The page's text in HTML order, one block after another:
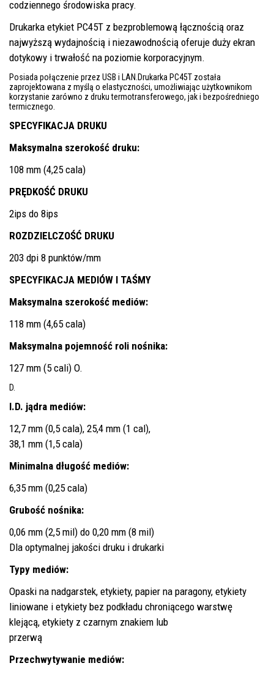
codziennego środowiska pracy.
Drukarka etykiet PC45T z bezproblemową łącznością oraz
najwyższą wydajnością i niezawodnością oferuje duży ekran
dotykowy i trwałość na poziomie korporacyjnym.
Posiada połączenie przez USB i LAN.Drukarka PC45T została
zaprojektowana z myślą o elastyczności, umożliwiając użytkownikom
korzystanie zarówno z druku termotransferowego, jak i bezpośredniego
termicznego.
SPECYFIKACJA DRUKU
Maksymalna szerokość druku:
108 mm (4,25 cala)
PRĘDKOŚĆ DRUKU
2ips do 8ips
ROZDZIELCZOŚĆ DRUKU
203 dpi 8 punktów/mm
SPECYFIKACJA MEDIÓW I TAŚMY
Maksymalna szerokość mediów:
118 mm (4,65 cala)
Maksymalna pojemność roli nośnika:
127 mm (5 cali) O.
D.
I.D. jądra mediów:
12,7 mm (0,5 cala), 25,4 mm (1 cal),
38,1 mm (1,5 cala)
Minimalna długość mediów:
6,35 mm (0,25 cala)
Grubość nośnika:
0,06 mm (2,5 mil) do 0,20 mm (8 mil)
Dla optymalnej jakości druku i drukarki
Typy mediów:
Opaski na nadgarstek, etykiety, papier na paragony, etykiety
liniowane i etykiety bez podkładu chroniącego warstwę
klejącą, etykiety z czarnym znakiem lub
przerwą
Przechwytywanie mediów: